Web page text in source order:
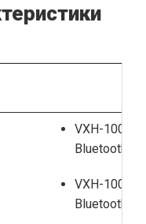
VXH-1000-
Bluetooth
VXH-
Bluetooth